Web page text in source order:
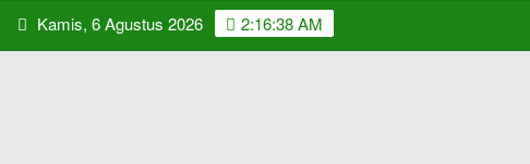
Skip Kamis, 6 Agustus 2026 2:16:39 AM